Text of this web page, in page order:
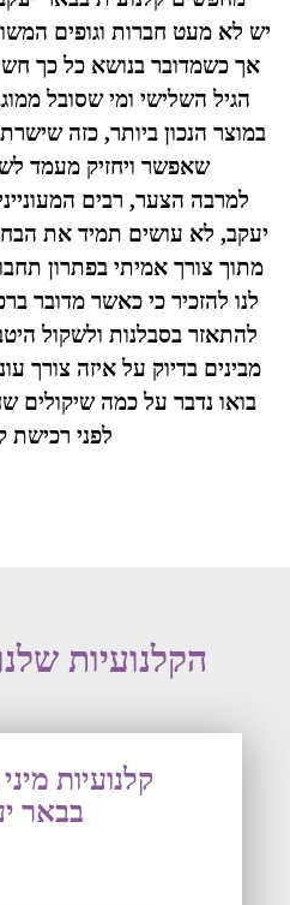
יש לא מעט חברות וגופים
אך כשמדובר בנושא כל כך
הגיל השלישי ומי שסובל
במוצר הנכון ביותר, כזה
שאפשר ויחזיק מעמד
למרבה הצער, רבים
יעקב, לא עושים תמיד את
מתוך צורך אמיתי בפתרון
לנו להזכיר כי כאשר מדובר
להתאזר בסבלנות ולשקול
מבינים בדיוק על איזה צורך
בואו נדבר על כמה שיקולים
לפני רכישת
הקלנועיות
קלנועיות
בבאר